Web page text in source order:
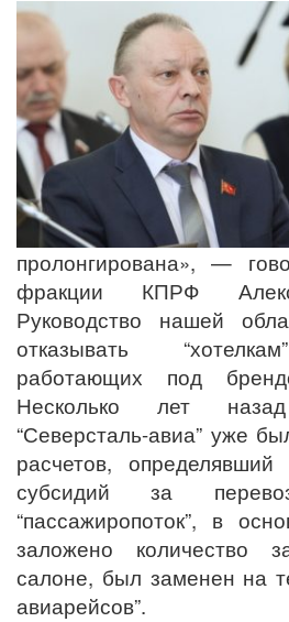
пролонгирована», —
фракции КПРФ
Руководство нашей
отказывать
работающих под
Несколько лет
“Северсталь-авиа” уже
расчетов,
субсидий за
“пассажиропоток”, в
заложено количество
салоне, был заменен на
авиарейсов”.